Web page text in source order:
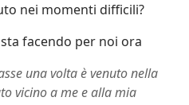
nei momenti difficili?
facendo per noi ora
una volta è venuto nella
vicino a me e alla mia